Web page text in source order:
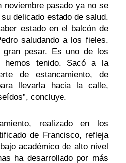
noviembre pasado ya no se
delicado estado de salud.
estado en el balcón de
saludando a los fieles.
pesar. Es uno de los
hemos tenido. Sacó a la
de estancamiento, de
llevarla hacia la calle,
concluye.
realizado en los
de Francisco, refleja
académico de alto nivel
ha desarrollado por más